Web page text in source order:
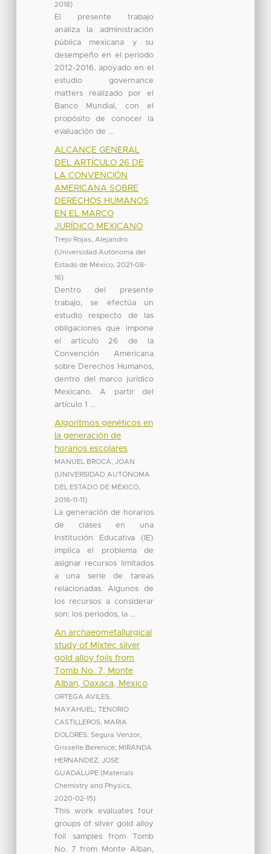
2018)
El presente trabajo
analiza la administración
pública mexicana y su
desempeño en el periodo
2012-2016, apoyado en el
estudio governance
matters realizado por el
Banco Mundial, con el
propósito de conocer la
evaluación de ...
ALCANCE GENERAL
DEL ARTÍCULO 26 DE
LA CONVENCIÓN
AMERICANA SOBRE
DERECHOS HUMANOS
EN EL MARCO
JURÍDICO MEXICANO
Trejo Rojas, Alejandro
(Universidad Autónoma del
Estado de México, 2021-08-
16)
Dentro del presente
trabajo, se efectúa un
estudio respecto de las
obligaciones que impone
el artículo 26 de la
Convención Americana
sobre Derechos Humanos,
dentro del marco jurídico
Mexicano. A partir del
artículo 1 ...
Algoritmos genéticos en
la generación de
horarios escolares
MANUEL BROCA, JOAN
(UNIVERSIDAD AUTÓNOMA
DEL ESTADO DE MÉXICO,
2016-11-11)
La generación de horarios
de clases en una
Institución Educativa (IE)
implica el problema de
asignar recursos limitados
a una serie de tareas
relacionadas. Algunos de
los recursos a considerar
son: los periodos, la ...
An archaeometallurgical
study of Mixtec silver
gold alloy foils from
Tomb No. 7, Monte
Alban, Oaxaca, Mexico
ORTEGA AVILES,
MAYAHUEL ; TENORIO
CASTILLEROS, MARIA
DOLORES; Segura Venzor,
Grisselle Berenice; MIRANDA
HERNANDEZ, JOSE
GUADALUPE (Materials
Chemistry and Physics
2020-02-15)
This work evaluates four
groups of silver gold alloy
foil samples from Tomb
No. 7 from Monte Alban,